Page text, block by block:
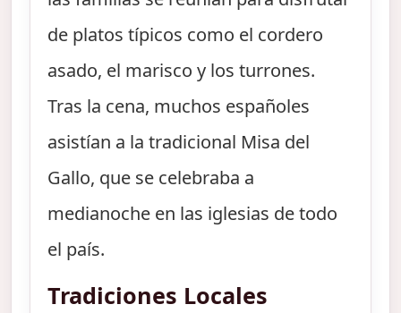
de platos típicos como el cordero
asado, el marisco y los turrones.
Tras la cena, muchos españoles
asistían a la tradicional Misa del
Gallo, que se celebraba a
medianoche en las iglesias de todo
el país.
Tradiciones Locales